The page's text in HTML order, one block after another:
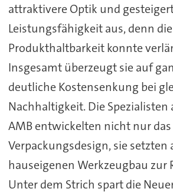
attraktivere Optik und
Leistungsfähigkeit aus, denn die
Produkthaltbarkeit konnte
Insgesamt überzeugt sie auf
deutliche Kostensenkung bei
Nachhaltigkeit. Die Spezialisten
AMB entwickelten nicht nur
Verpackungsdesign, sie setzten
hauseigenen Werkzeugbau zur
Unter dem Strich spart die